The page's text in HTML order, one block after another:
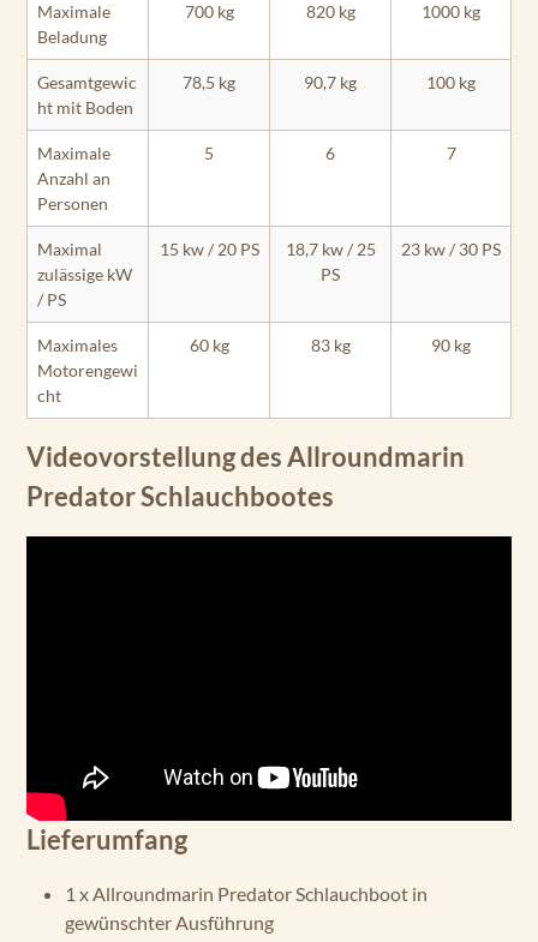
Maximale
Beladung
700 kg 820 kg 1000 kg
Gesamtgewic
ht mit Boden
78,5 kg 90,7 kg 100 kg
Maximale
Anzahl an
Personen
5 6 7
Maximal
zulässige kW
/ PS
15 kw / 20 PS
18,7 kw / 25
PS
23 kw / 30 PS
Maximales
Motorengewi
cht
60 kg 83 kg 90 kg
Videovorstellung des Allroundmarin
Predator Schlauchbootes
Lieferumfang
1 x Allroundmarin Predator Schlauchboot in
gewünschter Ausführung